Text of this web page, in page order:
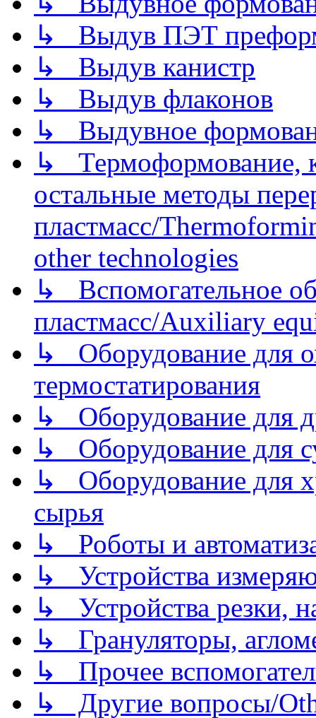
↳ Выдув ПЭТ
↳ Выдув канистр
↳ Выдув флаконов
↳ Выдувное
↳ Термоформование,
остальные методы
пластмасс/
other technologies
↳ Вспомогательное
пластмасс/Auxiliary
↳ Оборудование для
термостатирования
↳ Оборудование для
↳ Оборудование для
↳ Оборудование для
сырья
↳ Роботы и
↳ Устройства
↳ Устройства резки,
↳ Грануляторы,
↳ Прочее
↳ Другие вопросы/